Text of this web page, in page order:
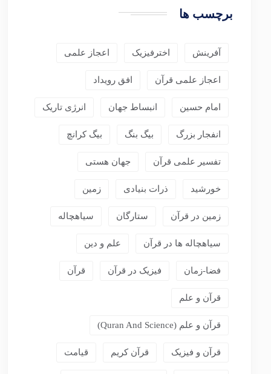
برچسب ها
آفرینش اخترفیزیک اعجاز علمی
اعجاز علمی قرآن افق رویداد
امام حسین انبساط جهان انرژی تاریک
انفجار بزرگ بیگ بنگ بیگ کرانچ
تفسیر علمی قرآن جهان هستی
خورشید ذرات بنیادی زمین
زمین در قرآن ستارگان سیاهچاله
سیاهچاله ها در قرآن علم و دین
فضا-زمان فیزیک در قرآن قرآن
قرآن و علم
قرآن و علم (Quran And Science)
قرآن و فیزیک قرآن کریم قیامت